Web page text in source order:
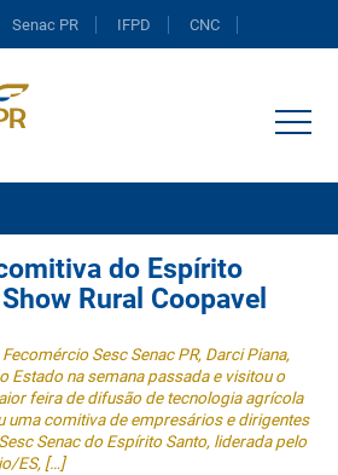
Senac PR IFPD CNC
do Espírito
Rural Coopavel
Sesc Senac PR, Darci Piana,
Estado na semana passada e visitou o
feira de difusão de tecnologia agrícola
uma comitiva de empresários e dirigentes
Senac do Espírito Santo, liderada pelo
ES, […]